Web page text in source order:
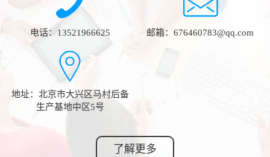
电话：13521966625 邮箱：676460783@qq.com
地址：北京市大兴区马村后备
生产基地中区5号
了解更多